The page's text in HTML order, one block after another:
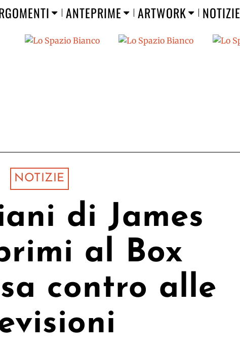
ANTEPRIME ARTWORK NOTIZIE
NOTIZIE
di James
al Box
contro alle